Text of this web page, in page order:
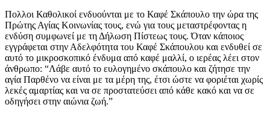
Πολλοι Καθολικοί ενδυούνται με το Καφέ Σκάπουλο την ώρα της
Πρώτης Αγίας Κοινωνίας τους, ενώ για τους μεταστρέφοντας η
ενδύση συμφωνεί με τη Δήλωση Πίστεως τους. Όταν κάποιος
εγγράφεται στην Αδελφότητα του Καφέ Σκάπουλου και ενδυθεί σε
αυτό το μικροσκοπικό ένδυμα από καφέ μαλλί, ο ιερέας λέει στον
άνθρωπο: “Λάβε αυτό το ευλογημένο σκάπουλο και ζήτησε την
αγία Παρθένο να είναι με τα μέρη της, έτσι ώστε να φοριέται χωρίς
λεκές αμαρτίας και να σε προστατεύσει από κάθε κακό και να σε
οδηγήσει στην αιώνια ζωή.”